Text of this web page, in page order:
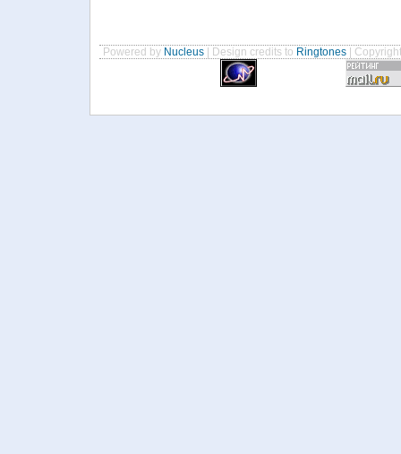
Powered by Nucleus | Design credits to Ringtones |